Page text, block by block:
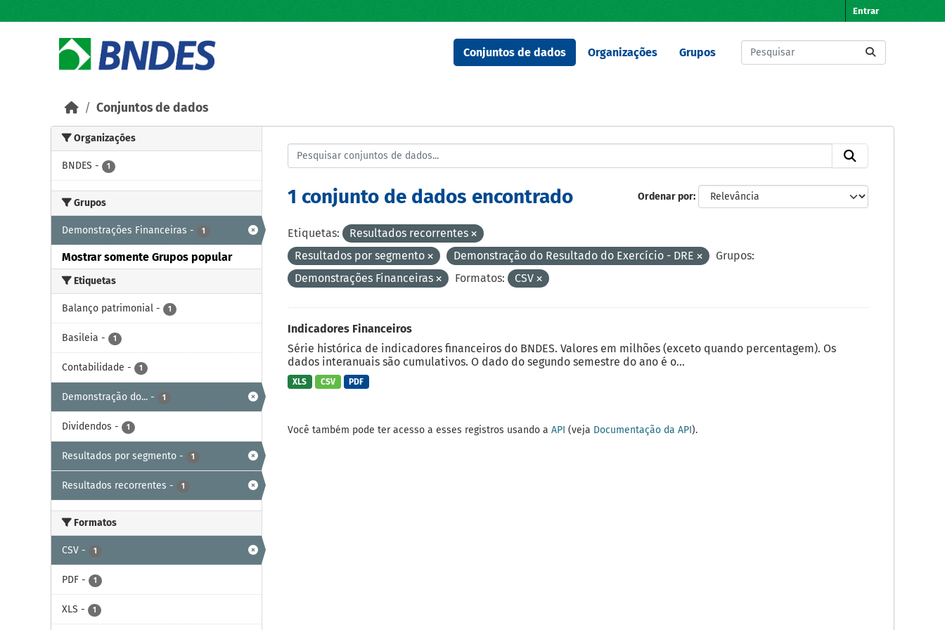
Entrar
Conjuntos de dados Organizações Grupos
Conjuntos de dados
Organizações
BNDES - 1
Grupos
Demonstrações Financeiras - 1
Mostrar somente Grupos popular
Etiquetas
Balanço patrimonial - 1
Basileia - 1
Contabilidade - 1
Demonstração do... - 1
Dividendos - 1
Resultados por segmento - 1
Resultados recorrentes - 1
Formatos
CSV - 1
PDF - 1
XLS - 1
Ordenar por
1 conjunto de dados encontrado
Etiquetas:
Resultados recorrentes
Resultados por segmento
Demonstração do Resultado do Exercício - DRE
Grupos:
Demonstrações Financeiras
Formatos: CSV
Indicadores Financeiros
Série histórica de indicadores financeiros do BNDES. Valores em milhões (exceto quando percentagem). Os
dados interanuais são cumulativos. O dado do segundo semestre do ano é o...
XLS CSV PDF
Você também pode ter acesso a esses registros usando a API (veja Documentação da API).